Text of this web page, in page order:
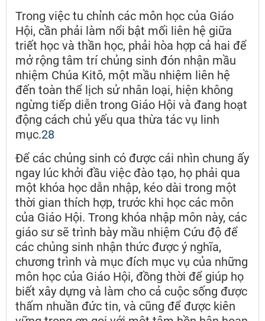
Trong việc tu chỉnh các môn học của Giáo
Hội, cần phải làm nổi bật mối liên hệ giữa
triết học và thần học, phải hòa hợp cả hai để
mở rộng tâm trí chủng sinh đón nhận mầu
nhiệm Chúa Kitô, một mầu nhiệm liên hệ
đến toàn thể lịch sử nhân loại, hiện không
ngừng tiếp diễn trong Giáo Hội và đang hoạt
động cách chủ yếu qua thừa tác vụ linh
mục.28
Để các chủng sinh có được cái nhìn chung ấy
ngay lúc khởi đầu việc đào tạo, họ phải qua
một khóa học dẫn nhập, kéo dài trong một
thời gian thích hợp, trước khi học các môn
của Giáo Hội. Trong khóa nhập môn này, các
giáo sư sẽ trình bày mầu nhiệm Cứu độ để
các chủng sinh nhận thức được ý nghĩa,
chương trình và mục đích mục vụ của những
môn học của Giáo Hội, đồng thời để giúp họ
biết xây dựng và làm cho cả cuộc sống được
thấm nhuần đức tin, và cũng để được kiên